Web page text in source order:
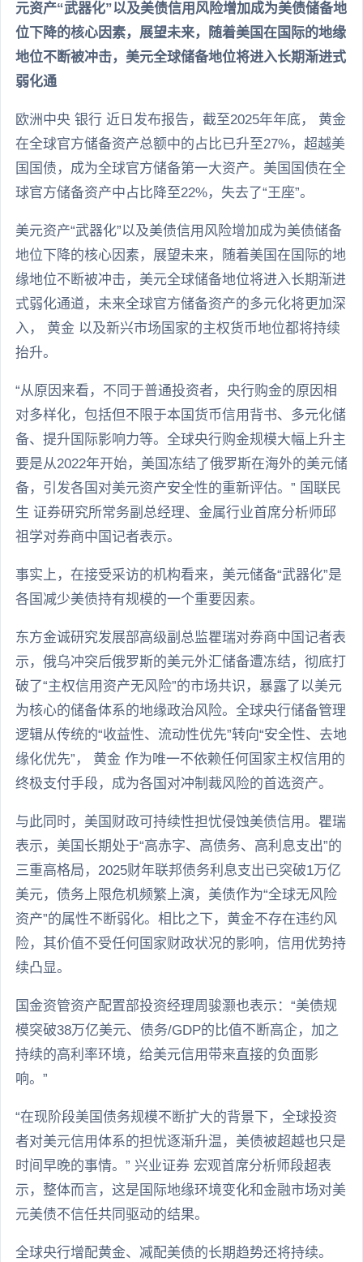
元资产“武器化”以及美债信用风险增加成为美债储备地
位下降的核心因素，展望未来，随着美国在国际的地缘
地位不断被冲击，美元全球储备地位将进入长期渐进式
弱化通
欧洲中央 银行 近日发布报告，截至2025年年底， 黄金
在全球官方储备资产总额中的占比已升至27%，超越美
国国债，成为全球官方储备第一大资产。美国国债在全
球官方储备资产中占比降至22%，失去了“王座”。
美元资产“武器化”以及美债信用风险增加成为美债储备
地位下降的核心因素，展望未来，随着美国在国际的地
缘地位不断被冲击，美元全球储备地位将进入长期渐进
式弱化通道，未来全球官方储备资产的多元化将更加深
入， 黄金 以及新兴市场国家的主权货币地位都将持续
抬升。
“从原因来看，不同于普通投资者，央行购金的原因相
对多样化，包括但不限于本国货币信用背书、多元化储
备、提升国际影响力等。全球央行购金规模大幅上升主
要是从2022年开始，美国冻结了俄罗斯在海外的美元储
备，引发各国对美元资产安全性的重新评估。” 国联民
生 证券研究所常务副总经理、金属行业首席分析师邱
祖学对券商中国记者表示。
事实上，在接受采访的机构看来，美元储备“武器化”是
各国减少美债持有规模的一个重要因素。
东方金诚研究发展部高级副总监瞿瑞对券商中国记者表
示，俄乌冲突后俄罗斯的美元外汇储备遭冻结，彻底打
破了“主权信用资产无风险”的市场共识，暴露了以美元
为核心的储备体系的地缘政治风险。全球央行储备管理
逻辑从传统的“收益性、流动性优先”转向“安全性、去地
缘化优先”， 黄金 作为唯一不依赖任何国家主权信用的
终极支付手段，成为各国对冲制裁风险的首选资产。
与此同时，美国财政可持续性担忧侵蚀美债信用。瞿瑞
表示，美国长期处于“高赤字、高债务、高利息支出”的
三重高格局，2025财年联邦债务利息支出已突破1万亿
美元，债务上限危机频繁上演，美债作为“全球无风险
资产”的属性不断弱化。相比之下，黄金不存在违约风
险，其价值不受任何国家财政状况的影响，信用优势持
续凸显。
国金资管资产配置部投资经理周骏灏也表示：“美债规
模突破38万亿美元、债务/GDP的比值不断高企，加之
持续的高利率环境，给美元信用带来直接的负面影
响。”
“在现阶段美国债务规模不断扩大的背景下，全球投资
者对美元信用体系的担忧逐渐升温，美债被超越也只是
时间早晚的事情。” 兴业证券 宏观首席分析师段超表
示，整体而言，这是国际地缘环境变化和金融市场对美
元美债不信任共同驱动的结果。
全球央行增配黄金、减配美债的长期趋势还将持续。